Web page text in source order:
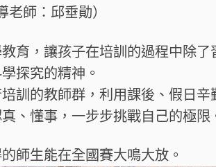
老師：邱垂勛）
育，讓孩子在培訓的過程中除了
探究的精神。
訓的教師群，利用課後、假日辛
、懂事，一步步挑戰自己的極限
師生能在全國賽大鳴大放。